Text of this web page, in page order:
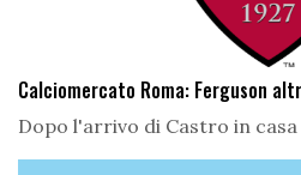
Calciomercato Roma: Ferguson
Dopo l'arrivo di Castro in casa